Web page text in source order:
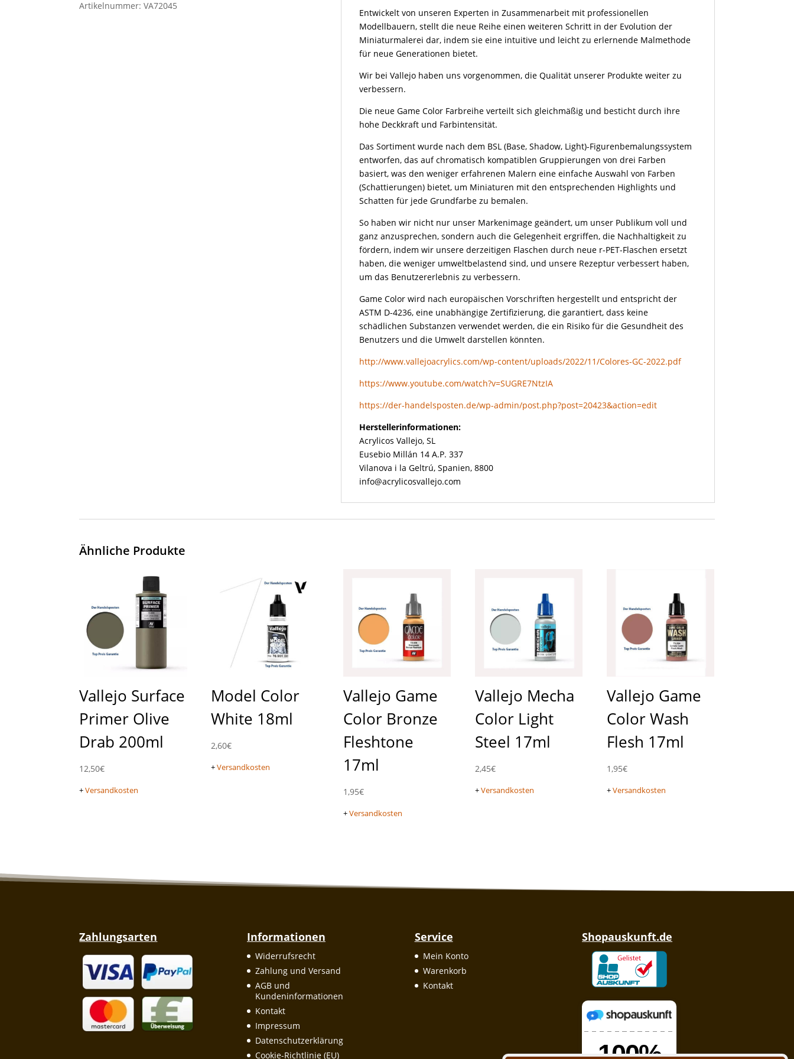
Artikelnummer:VA72045
Entwickelt von unseren Experten in Zusammenarbeit mit professionellen
Modellbauern, stellt die neue Reihe einen weiteren Schritt in der Evolution der
Miniaturmalerei dar, indem sie eine intuitive und leicht zu erlernende Malmethode
für neue Generationen bietet.
Wir bei Vallejo haben uns vorgenommen, die Qualität unserer Produkte weiter zu
verbessern.
Die neue Game Color Farbreihe verteilt sich gleichmäßig und besticht durch ihre
hohe Deckkraft und Farbintensität.
Das Sortiment wurde nach dem BSL (Base, Shadow, Light)-Figurenbemalungssystem
entworfen, das auf chromatisch kompatiblen Gruppierungen von drei Farben
basiert, was den weniger erfahrenen Malern eine einfache Auswahl von Farben
(Schattierungen) bietet, um Miniaturen mit den entsprechenden Highlights und
Schatten für jede Grundfarbe zu bemalen.
So haben wir nicht nur unser Markenimage geändert, um unser Publikum voll und
ganz anzusprechen, sondern auch die Gelegenheit ergriffen, die Nachhaltigkeit zu
fördern, indem wir unsere derzeitigen Flaschen durch neue r-PET-Flaschen ersetzt
haben, die weniger umweltbelastend sind, und unsere Rezeptur verbessert haben,
um das Benutzererlebnis zu verbessern.
Game Color wird nach europäischen Vorschriften hergestellt und entspricht der
ASTM D-4236, eine unabhängige Zertifizierung, die garantiert, dass keine
schädlichen Substanzen verwendet werden, die ein Risiko für die Gesundheit des
Benutzers und die Umwelt darstellen könnten.
http://www.vallejoacrylics.com/wp-content/uploads/2022/11/Colores-GC-2022.pdf
https://www.youtube.com/watch?v=SUGRE7NtzIA
https://der-handelsposten.de/wp-admin/post.php?post=20423&action=edit
Herstellerinformationen:
Acrylicos Vallejo, SL
Eusebio Millán 14 A.P. 337
Vilanova i la Geltrú, Spanien, 8800
info@acrylicosvallejo.com
Ähnliche Produkte
Vallejo Surface
Primer Olive
Drab 200ml
12,50€
+Versandkosten
Model Color
White 18ml
2,60€
+Versandkosten
Vallejo Game
Color Bronze
Fleshtone
17ml
1,95€
+Versandkosten
Vallejo Mecha
Color Light
Steel 17ml
2,45€
+Versandkosten
Vallejo Game
Color Wash
Flesh 17ml
1,95€
+Versandkosten
Zahlungsarten Informationen
Widerrufsrecht
Zahlung und Versand
AGB und
Kundeninformationen
Kontakt
Impressum
Datenschutzerklärung
Cookie-Richtlinie (EU)
Service
Mein Konto
Warenkorb
Kontakt
Shopauskunft.de